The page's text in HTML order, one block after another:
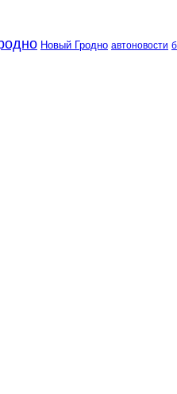
Новый Гродно автоновости